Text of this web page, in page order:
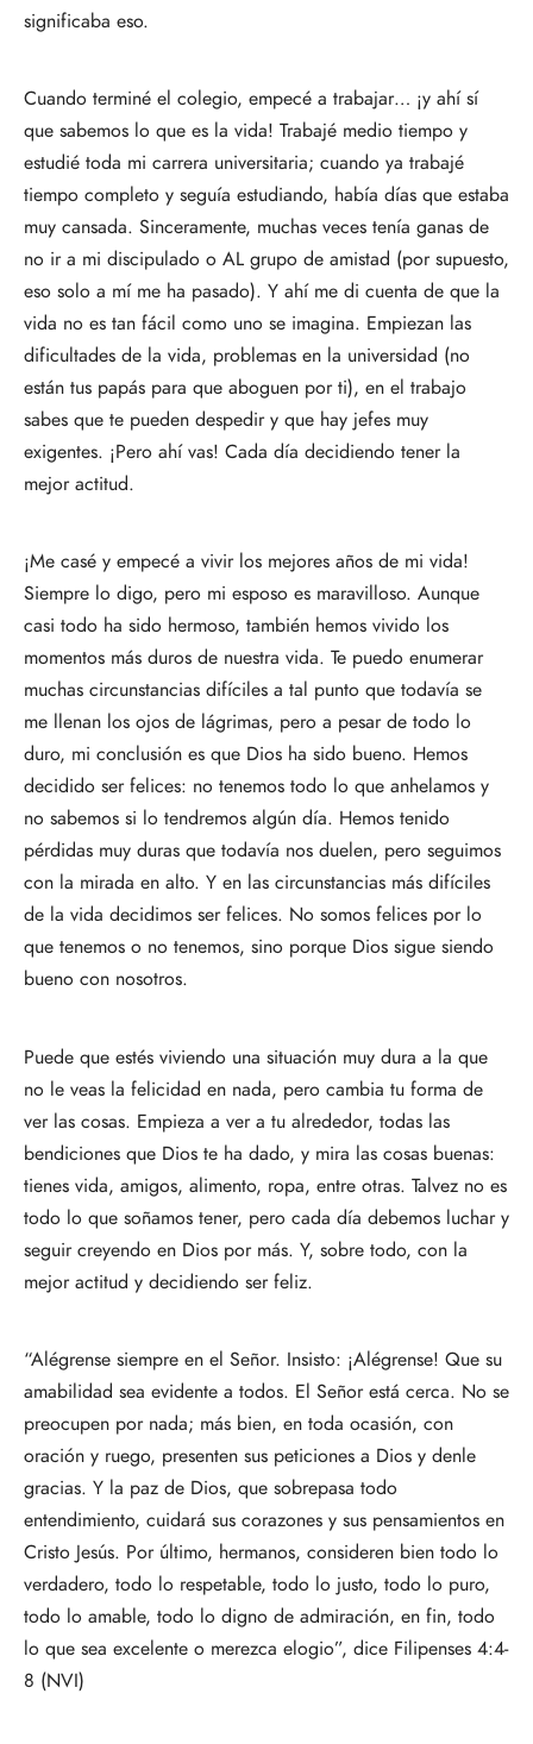
significaba eso.
Cuando terminé el colegio, empecé a trabajar… ¡y ahí sí
que sabemos lo que es la vida! Trabajé medio tiempo y
estudié toda mi carrera universitaria; cuando ya trabajé
tiempo completo y seguía estudiando, había días que estaba
muy cansada. Sinceramente, muchas veces tenía ganas de
no ir a mi discipulado o AL grupo de amistad (por supuesto,
eso solo a mí me ha pasado). Y ahí me di cuenta de que la
vida no es tan fácil como uno se imagina. Empiezan las
dificultades de la vida, problemas en la universidad (no
están tus papás para que aboguen por ti), en el trabajo
sabes que te pueden despedir y que hay jefes muy
exigentes. ¡Pero ahí vas! Cada día decidiendo tener la
mejor actitud.
¡Me casé y empecé a vivir los mejores años de mi vida!
Siempre lo digo, pero mi esposo es maravilloso. Aunque
casi todo ha sido hermoso, también hemos vivido los
momentos más duros de nuestra vida. Te puedo enumerar
muchas circunstancias difíciles a tal punto que todavía se
me llenan los ojos de lágrimas, pero a pesar de todo lo
duro, mi conclusión es que Dios ha sido bueno. Hemos
decidido ser felices: no tenemos todo lo que anhelamos y
no sabemos si lo tendremos algún día. Hemos tenido
pérdidas muy duras que todavía nos duelen, pero seguimos
con la mirada en alto. Y en las circunstancias más difíciles
de la vida decidimos ser felices. No somos felices por lo
que tenemos o no tenemos, sino porque Dios sigue siendo
bueno con nosotros.
Puede que estés viviendo una situación muy dura a la que
no le veas la felicidad en nada, pero cambia tu forma de
ver las cosas. Empieza a ver a tu alrededor, todas las
bendiciones que Dios te ha dado, y mira las cosas buenas:
tienes vida, amigos, alimento, ropa, entre otras. Talvez no es
todo lo que soñamos tener, pero cada día debemos luchar y
seguir creyendo en Dios por más. Y, sobre todo, con la
mejor actitud y decidiendo ser feliz.
“Alégrense siempre en el Señor. Insisto: ¡Alégrense! Que su
amabilidad sea evidente a todos. El Señor está cerca. No se
preocupen por nada; más bien, en toda ocasión, con
oración y ruego, presenten sus peticiones a Dios y denle
gracias. Y la paz de Dios, que sobrepasa todo
entendimiento, cuidará sus corazones y sus pensamientos en
Cristo Jesús. Por último, hermanos, consideren bien todo lo
verdadero, todo lo respetable, todo lo justo, todo lo puro,
todo lo amable, todo lo digno de admiración, en fin, todo
lo que sea excelente o merezca elogio”, dice Filipenses 4:4-
8 (NVI)